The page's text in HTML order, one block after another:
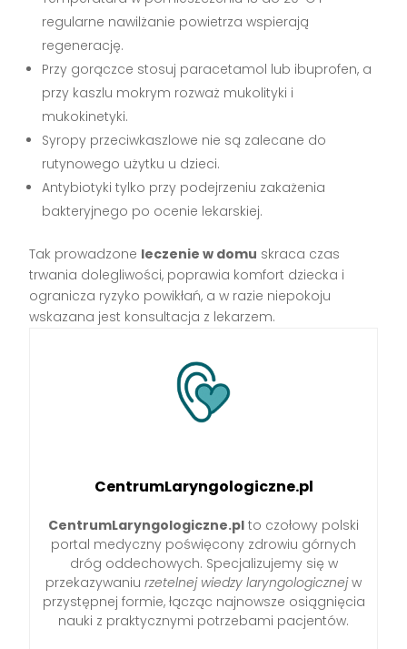
regularne nawilżanie powietrza wspierają
regenerację.
Przy gorączce stosuj paracetamol lub ibuprofen, a
przy kaszlu mokrym rozważ mukolityki i
mukokinetyki.
Syropy przeciwkaszlowe nie są zalecane do
rutynowego użytku u dzieci.
Antybiotyki tylko przy podejrzeniu zakażenia
bakteryjnego po ocenie lekarskiej.
Tak prowadzone leczenie w domu skraca czas
trwania dolegliwości, poprawia komfort dziecka i
ogranicza ryzyko powikłań, a w razie niepokoju
wskazana jest konsultacja z lekarzem.
CentrumLaryngologiczne.pl
CentrumLaryngologiczne.pl to czołowy polski
portal medyczny poświęcony zdrowiu górnych
dróg oddechowych. Specjalizujemy się w
przekazywaniu rzetelnej wiedzy laryngologicznejw
przystępnej formie, łącząc najnowsze osiągnięcia
nauki z praktycznymi potrzebami pacjentów.